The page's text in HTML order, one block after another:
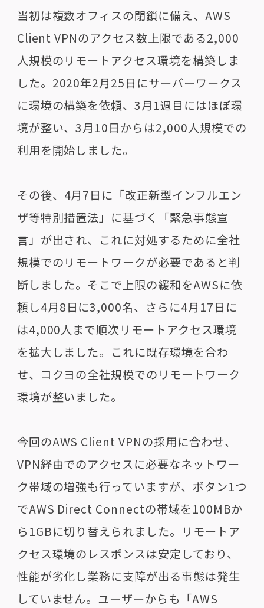
当初は複数オフィスの閉鎖に備え、 AWS
Client VPNのアクセス数上限である2,000
人規模のリモートアクセス環境を構築しま
した。 2020年2月25日にサーバーワークス
に環境の構築を依頼、3月 1週目にはほぼ環
境が整い、3月 10日からは2,000人規模での
利用を開始しました。
その後、 4月7日に「改正新型インフルエン
ザ等特別措置法」に基づく「緊急事態宣
言」が出され、これに対処するために全社
規模でのリモートワークが必要であると判
断しました。そこで上限の緩和をAWSに依
頼し4月8日に3,000名、さらに4月 17日に
は4,000人まで順次リモートアクセス環境
を拡大しました。これに既存環境を合わ
せ、コクヨの全社規模でのリモートワーク
環境が整いました。
今回のAWS Client VPNの採用に合わせ、
VPN経由でのアクセスに必要なネットワー
ク帯域の増強も行っていますが、ボタン1つ
でAWS Direct Connectの帯域を100MBか
ら 1GBに切り替えられました。リモートア
クセス環境のレスポンスは安定しており、
性能が劣化し業務に支障が出る事態は発生
していません。ユーザーからも「AWS